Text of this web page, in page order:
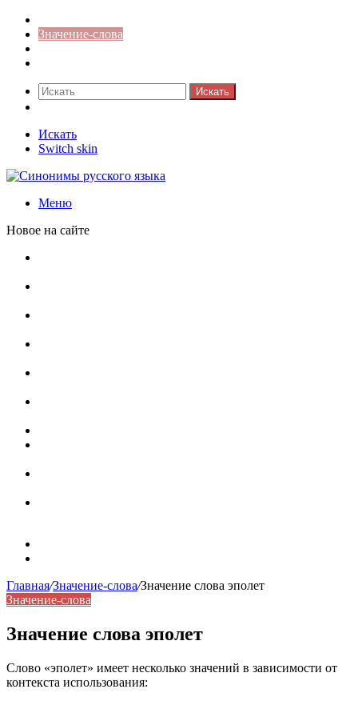
Значение-слова
Искать
Искать
Switch skin
Меню
Новое на сайте
Главная/Значение-слова/Значение слова эполет
Значение-слова
Значение слова эполет
Слово «эполет» имеет несколько значений в зависимости от
контекста использования: